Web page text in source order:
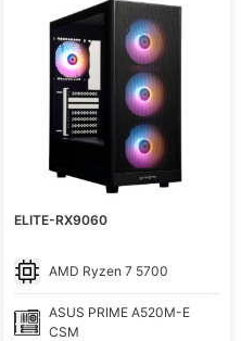
ELITE-RX9060
AMD Ryzen 7 5700
ASUS PRIME A520M-E
CSM